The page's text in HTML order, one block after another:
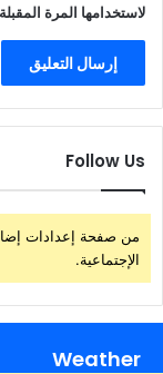
لاستخدامها المرة
Follow Us
من صفحة إعدادات
الإجتماعية.
Weather